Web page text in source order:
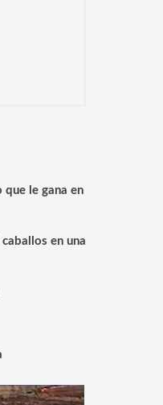
que le gana en
en una